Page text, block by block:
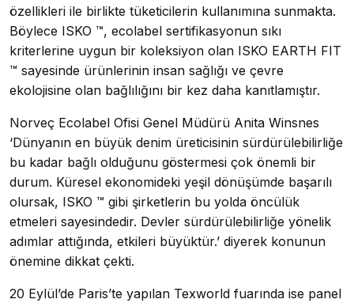
özellikleri ile birlikte tüketicilerin kullanımına sunmakta.
Böylece ISKO ™, ecolabel sertifikasyonun sıkı
kriterlerine uygun bir koleksiyon olan ISKO EARTH FIT
™ sayesinde ürünlerinin insan sağlığı ve çevre
ekolojisine olan bağlılığını bir kez daha kanıtlamıştır.
Norveç Ecolabel Ofisi Genel Müdürü Anita Winsnes
‘Dünyanın en büyük denim üreticisinin sürdürülebilirliğe
bu kadar bağlı olduğunu göstermesi çok önemli bir
durum. Küresel ekonomideki yeşil dönüşümde başarılı
olursak, ISKO ™ gibi şirketlerin bu yolda öncülük
etmeleri sayesindedir. Devler sürdürülebilirliğe yönelik
adımlar attığında, etkileri büyüktür.’ diyerek konunun
önemine dikkat çekti.
20 Eylül’de Paris’te yapılan Texworld fuarında ise panel